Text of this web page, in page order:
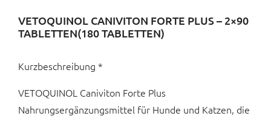
VETOQUINOL CANIVITON FORTE PLUS – 2×90
TABLETTEN(180 TABLETTEN)
Kurzbeschreibung *
VETOQUINOL Caniviton Forte Plus
Nahrungsergänzungsmittel für Hunde und Katzen, die